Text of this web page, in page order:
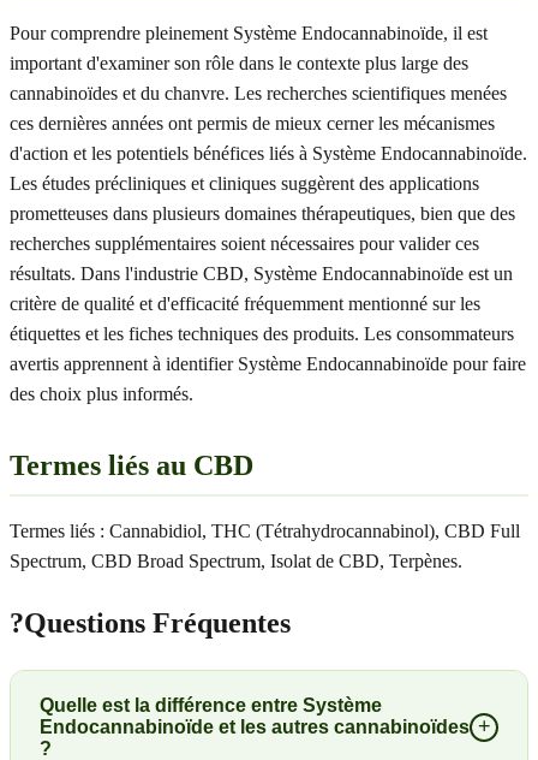
Pour comprendre pleinement Système Endocannabinoïde, il est
important d'examiner son rôle dans le contexte plus large des
cannabinoïdes et du chanvre. Les recherches scientifiques menées
ces dernières années ont permis de mieux cerner les mécanismes
d'action et les potentiels bénéfices liés à Système Endocannabinoïde.
Les études précliniques et cliniques suggèrent des applications
prometteuses dans plusieurs domaines thérapeutiques, bien que des
recherches supplémentaires soient nécessaires pour valider ces
résultats. Dans l'industrie CBD, Système Endocannabinoïde est un
critère de qualité et d'efficacité fréquemment mentionné sur les
étiquettes et les fiches techniques des produits. Les consommateurs
avertis apprennent à identifier Système Endocannabinoïde pour faire
des choix plus informés.
Termes liés au CBD
Termes liés : Cannabidiol, THC (Tétrahydrocannabinol), CBD Full
Spectrum, CBD Broad Spectrum, Isolat de CBD, Terpènes.
?Questions Fréquentes
Quelle est la différence entre Système
Endocannabinoïde et les autres cannabinoïdes
?
+